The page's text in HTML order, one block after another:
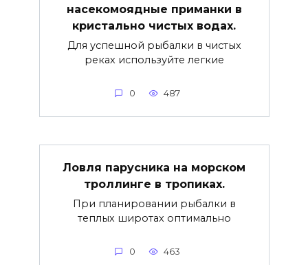
насекомоядные приманки в
кристально чистых водах.
Для успешной рыбалки в чистых
реках используйте легкие
0 487
Ловля парусника на морском
троллинге в тропиках.
При планировании рыбалки в
теплых широтах оптимально
0 463